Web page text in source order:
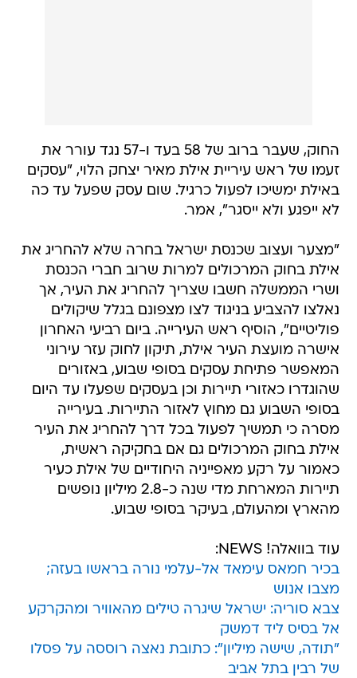
החוק, שעבר ברוב של 58 בעד ו-57 נגד עורר את
זעמו של ראש עיריית אילת מאיר יצחק הלוי, "עסקים
באילת ימשיכו לפעול כרגיל. שום עסק שפעל עד כה
לא ייפגע ולא ייסגר", אמר.
"מצער ועצוב שכנסת ישראל בחרה שלא להחריג את
אילת בחוק המרכולים למרות שרוב חברי הכנסת
ושרי הממשלה חשבו שצריך להחריג את העיר, אך
נאלצו להצביע בניגוד לצו מצפונם בגלל שיקולים
פוליטיים", הוסיף ראש העירייה. ביום רביעי האחרון
אישרה מועצת העיר אילת, תיקון לחוק עזר עירוני
המאפשר פתיחת עסקים בסופי שבוע, באזורים
שהוגדרו כאזורי תיירות וכן בעסקים שפעלו עד היום
בסופי השבוע גם מחוץ לאזור התיירות. בעירייה
מסרה כי תמשיך לפעול בכל דרך להחריג את העיר
אילת בחוק המרכולים גם אם בחקיקה ראשית,
כאמור על רקע מאפייניה היחודיים של אילת כעיר
תיירות המארחת מדי שנה כ-2.8 מיליון נופשים
מהארץ ומהעולם, בעיקר בסופי שבוע.
עוד בוואלה! NEWS:
בכיר חמאס עימאד אל-עלמי נורה בראשו בעזה;
מצבו אנוש
צבא סוריה: ישראל שיגרה טילים מהאוויר ומהקרקע
אל בסיס ליד דמשק
"תודה, שישה מיליון": כתובת נאצה רוססה על פסלו
של רבין בתל אביב